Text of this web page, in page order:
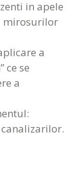
in apele
mirosurilor
a
ce se
a